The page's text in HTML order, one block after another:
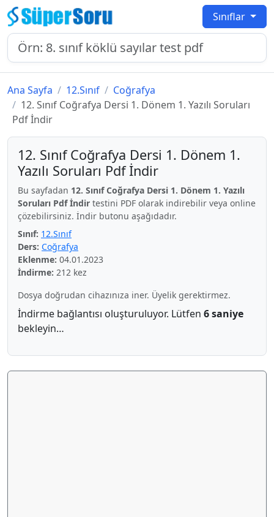
Sınıflar
Ana Sayfa 12.Sınıf
Coğrafya
12. Sınıf Coğrafya Dersi 1. Dönem 1. Yazılı Soruları
Pdf İndir
12. Sınıf Coğrafya Dersi 1. Dönem 1.
Yazılı Soruları Pdf İndir
Bu sayfadan 12. Sınıf Coğrafya Dersi 1. Dönem 1. Yazılı
Soruları Pdf İndir testini PDF olarak indirebilir veya online
çözebilirsiniz. İndir butonu aşağıdadır.
Sınıf: 12.Sınıf
Ders: Coğrafya
Eklenme: 04.01.2023
İndirme: 212 kez
Dosya doğrudan cihazınıza iner. Üyelik gerektirmez.
İndirme bağlantısı oluşturuluyor. Lütfen 5 saniye
bekleyin…